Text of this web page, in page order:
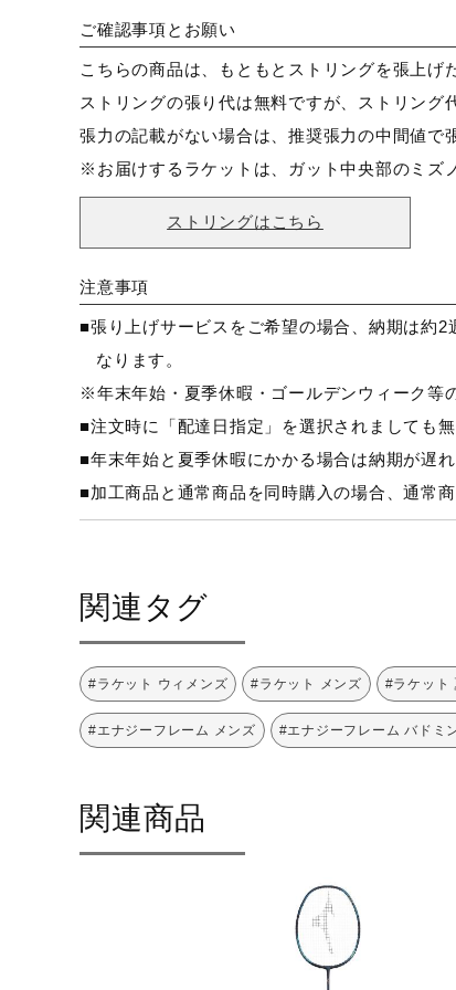
ク情報
ストリングパターン：縦
バランス イーブン
製品内容 フレーム、ソフトケース
発売シーズン 2024年春夏
ご確認事項とお願い
こちらの商品は、もともとストリングを張上げ
ストリングの張り代は無料ですが、ストリング
張力の記載がない場合は、推奨張力の中間値で
※お届けするラケットは、ガット中央部のミズ
ストリングはこちら
注意事項
■張り上げサービスをご希望の場合、納期は約
なります。
※年末年始・夏季休暇・ゴールデンウィーク等
■注文時に「配達日指定」を選択されましても
■年末年始と夏季休暇にかかる場合は納期が遅れ
■加工商品と通常商品を同時購入の場合、通常
関連タグ
#ラケット ウィメンズ #ラケット メンズ #ラケット
#エナジーフレーム メンズ #エナジーフレーム バドミ
関連商品